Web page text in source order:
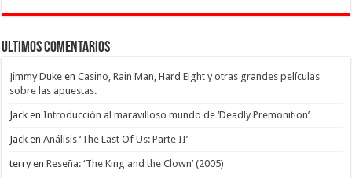
Ultimos Comentarios
Jimmy Duke enCasino, Rain Man, Hard Eight y otras grandes películas
sobre las apuestas.
Jack enIntroducción al maravilloso mundo de ‘Deadly Premonition’
Jack enAnálisis ‘The Last Of Us: Parte II’
terryenReseña: ‘The King and the Clown’ (2005)